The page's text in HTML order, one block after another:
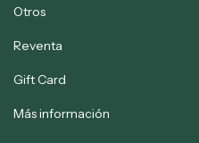
Otros
Reventa
Gift Card
Más información